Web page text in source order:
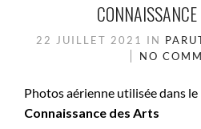
22 JUILLET 2021 IN
NO
Photos aérienne utilisée dans le
Connaissance des Arts